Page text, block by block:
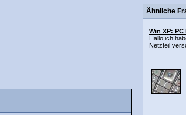
Ähnliche
Win XP:
Hallo,ich
Netzteil